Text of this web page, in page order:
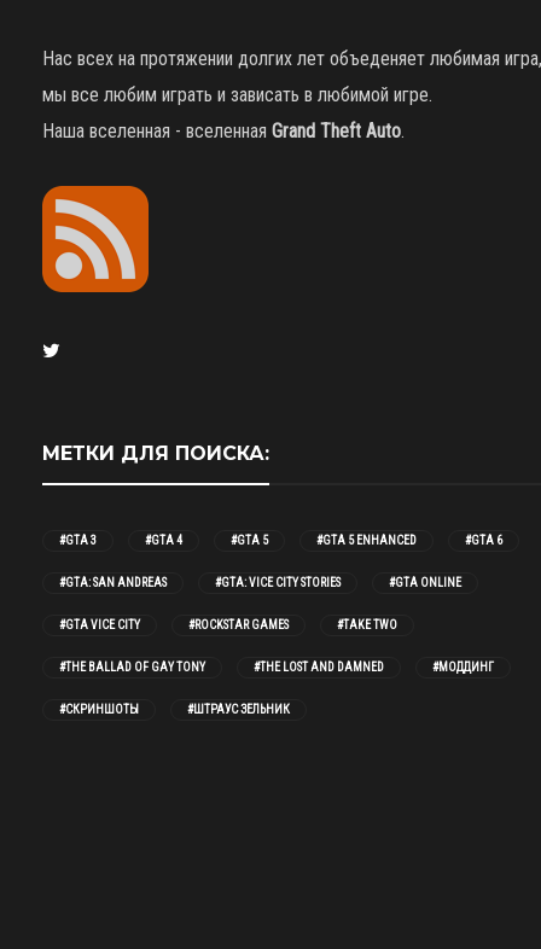
Нас всех на протяжении долгих лет объеденяет любимая игра,
мы все любим играть и зависать в любимой игре.
Наша вселенная - вселенная Grand Theft Auto.
МЕТКИ ДЛЯ ПОИСКА:
#GTA 3 #GTA 4 #GTA 5 #GTA 5 ENHANCED #GTA 6
#GTA: SAN ANDREAS #GTA: VICE CITY STORIES #GTA ONLINE
#GTA VICE CITY #ROCKSTAR GAMES #TAKE TWO
#THE BALLAD OF GAY TONY #THE LOST AND DAMNED #МОДДИНГ
#СКРИНШОТЫ #ШТРАУС ЗЕЛЬНИК